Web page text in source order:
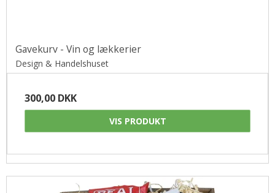
Gavekurv - Vin og lækkerier
Design & Handelshuset
300,00 DKK
VIS PRODUKT